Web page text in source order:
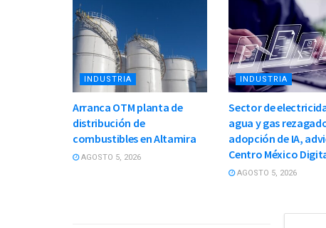
INDUSTRIA
Arranca OTM planta de
distribución de
combustibles en Altamira
AGOSTO 5, 2026
INDUSTRIA
Sector de
agua y gas
adopción de IA,
Centro México
AGOSTO 5, 2026